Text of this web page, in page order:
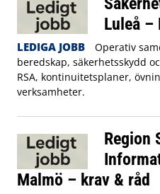
Luleå –
LEDIGA JOBB
Operativ
beredskap, säkerhetsskydd
RSA, kontinuitetsplaner,
verksamheter.
Region
Malmö – krav & råd